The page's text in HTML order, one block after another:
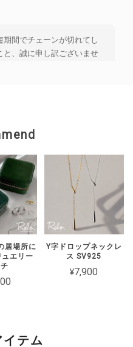
期間でチェーンが切れてし
と、誠に申し訳ございませ
お問い合わせよりご連絡い
ー】ギフトラッピング ivory
定）
った 彼女とお揃いで買ったの
とのペアとしてお選びい
居場所に
エリー
Y字ドロップネックレ
ス SV925
¥7,900
イテム